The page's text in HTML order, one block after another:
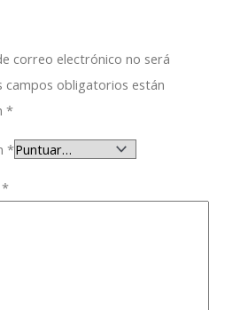
correo electrónico no será
campos obligatorios están
*
*
*